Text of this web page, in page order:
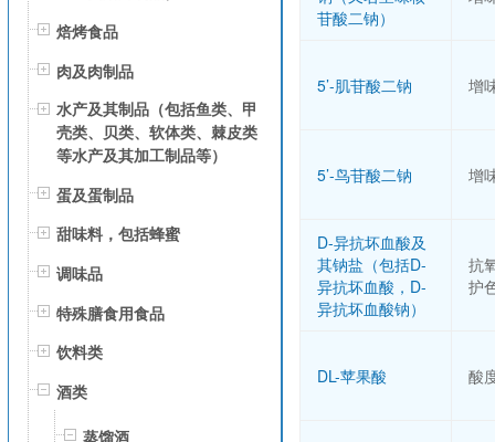
焙烤食品
肉及肉制品
水产及其制品（包括鱼类、甲
壳类、贝类、软体类、棘皮类
等水产及其加工制品等）
蛋及蛋制品
甜味料，包括蜂蜜
调味品
特殊膳食用食品
饮料类
酒类
蒸馏酒
苷酸二钠）
5’-肌苷酸二钠 增
5’-鸟苷酸二钠 增
D-异抗坏血酸及
其钠盐（包括D-
异抗坏血酸，D-
异抗坏血酸钠）
抗
护
DL-苹果酸 酸